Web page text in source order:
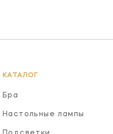
КАТАЛОГ
Бра
Настольные лампы